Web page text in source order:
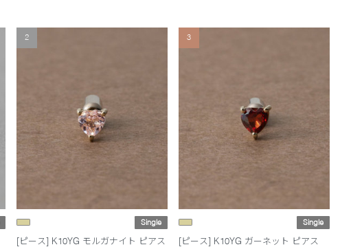
2
Single
[ピース] K10YG モルガナイト ピアス
3
Single
[ピース] K10YG ガーネット ピアス